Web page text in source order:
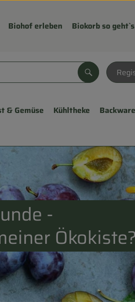
Biohof erleben Biokorb so geht`s
Suchen
& Gemüse Kühltheke
-
Ökokiste?